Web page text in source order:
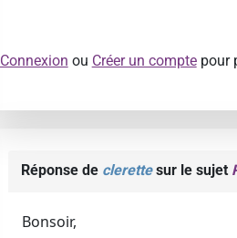
Connexion ou Créer un comptepour
Réponse de clerettesur le sujet
Bonsoir,